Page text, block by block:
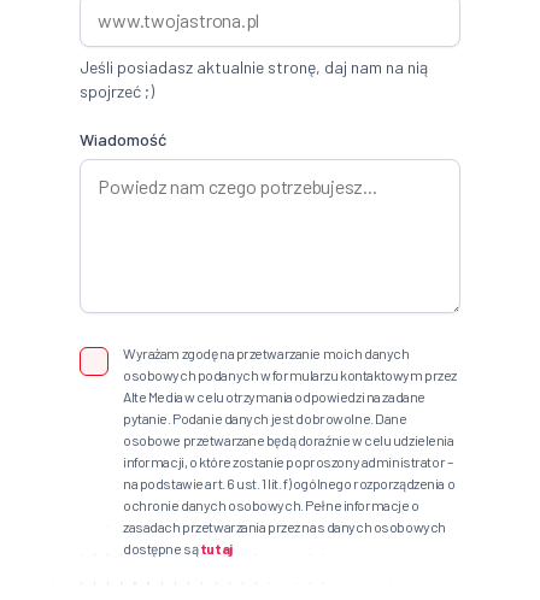
Jeśli posiadasz aktualnie stronę, daj nam na nią
spojrzeć ;)
Wiadomość
Wyrażam zgodę na przetwarzanie moich danych
osobowych podanych w formularzu kontaktowym przez
Alte Media w celu otrzymania odpowiedzi na zadane
pytanie. Podanie danych jest dobrowolne. Dane
osobowe przetwarzane będą doraźnie w celu udzielenia
informacji, o które zostanie poproszony administrator –
na podstawie art. 6 ust. 1 lit. f) ogólnego rozporządzenia o
ochronie danych osobowych. Pełne informacje o
zasadach przetwarzania przez nas danych osobowych
dostępne sątutaj